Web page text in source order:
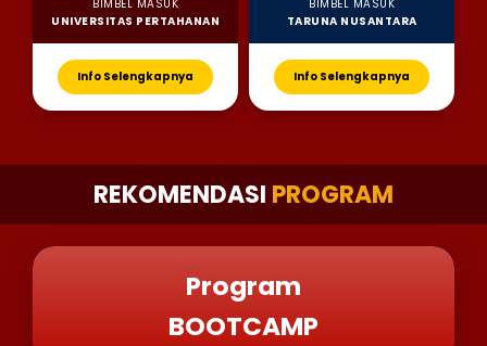
BIMBEL MASUK
UNIVERSITAS PERTAHANAN
Info Selengkapnya
BIMBEL MASUK
TARUNA NUSANTARA
Info Selengkapnya
REKOMENDASI PROGRAM
Program
BOOTCAMP